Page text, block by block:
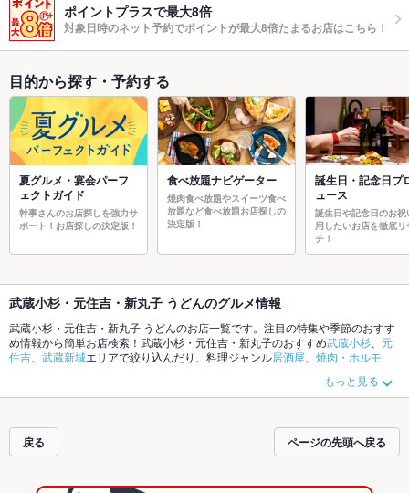
ポイントプラスで最大8倍
対象日時のネット予約でポイントが最大8倍たまるお店はこちら！
目的から探す・予約する
夏グルメ・宴会パーフ
ェクトガイド
幹事さんのお店探しを強力サ
ポート！お店探しの決定版！
食べ放題ナビゲーター
焼肉食べ放題やスイーツ食べ
放題など食べ放題お店探しの
決定版！
誕生日・記念日プ
ュース
誕生日や記念日のお祝
用したいお店を徹底リ
チ！
武蔵小杉・元住吉・新丸子 うどんのグルメ情報
武蔵小杉・元住吉・新丸子 うどんのお店一覧です。注目の特集や季節のおすす
め情報から簡単お店検索！武蔵小杉・元住吉・新丸子のおすすめ武蔵小杉
元
住吉
武蔵新城エリアで絞り込んだり、料理ジャンル居酒屋
焼肉・ホルモ
す。ホットペッパーグルメなら、お得なクーポンはもちろん、とっておきのメ
ニューや季節のおすすめ料理など、お店の最新情報をご紹介しているので安
しの飲み会にも、会社の宴会にも、デートやパーティーにもお得に便利にホッ
トペッパーグルメをご利用ください。
もっと見る
戻る ページの先頭へ戻る